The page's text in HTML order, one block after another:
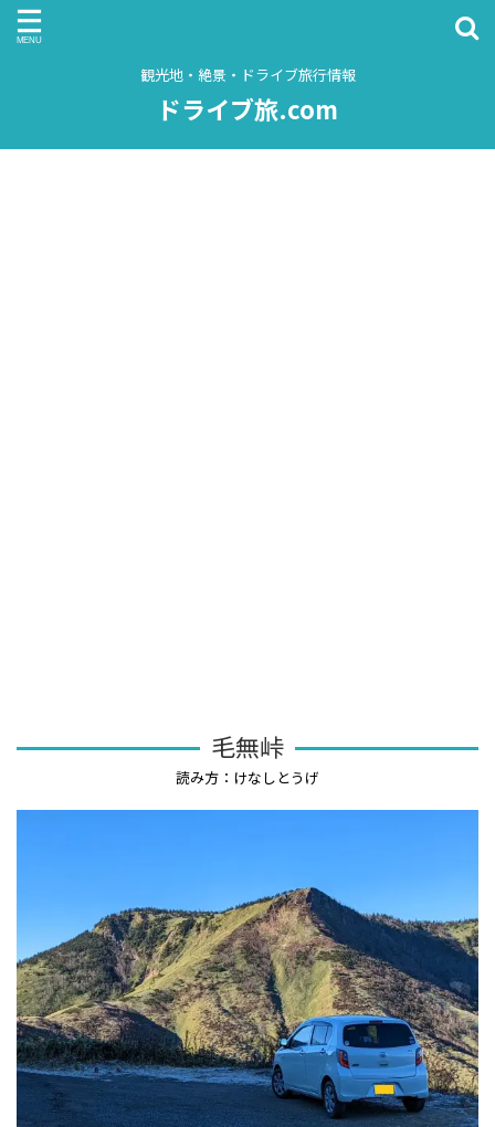
観光地・絶景・ドライブ旅行情報
ドライブ旅.com
毛無峠
読み方：けなしとうげ